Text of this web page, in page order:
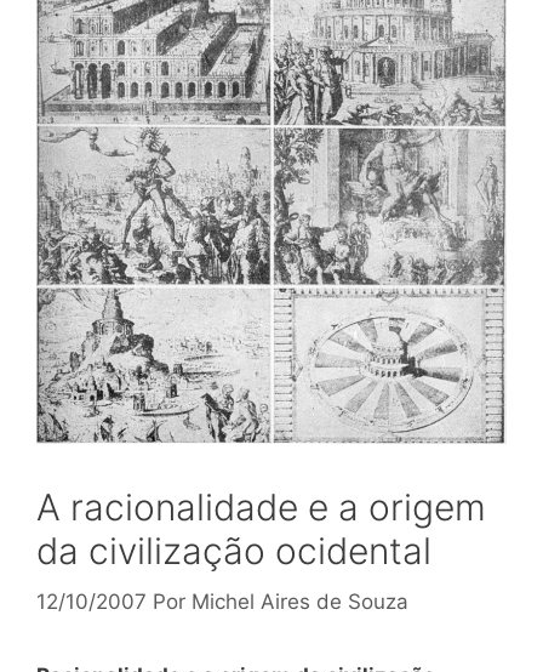
A racionalidade e a origem
da civilização ocidental
12/10/2007 Por Michel Aires de Souza